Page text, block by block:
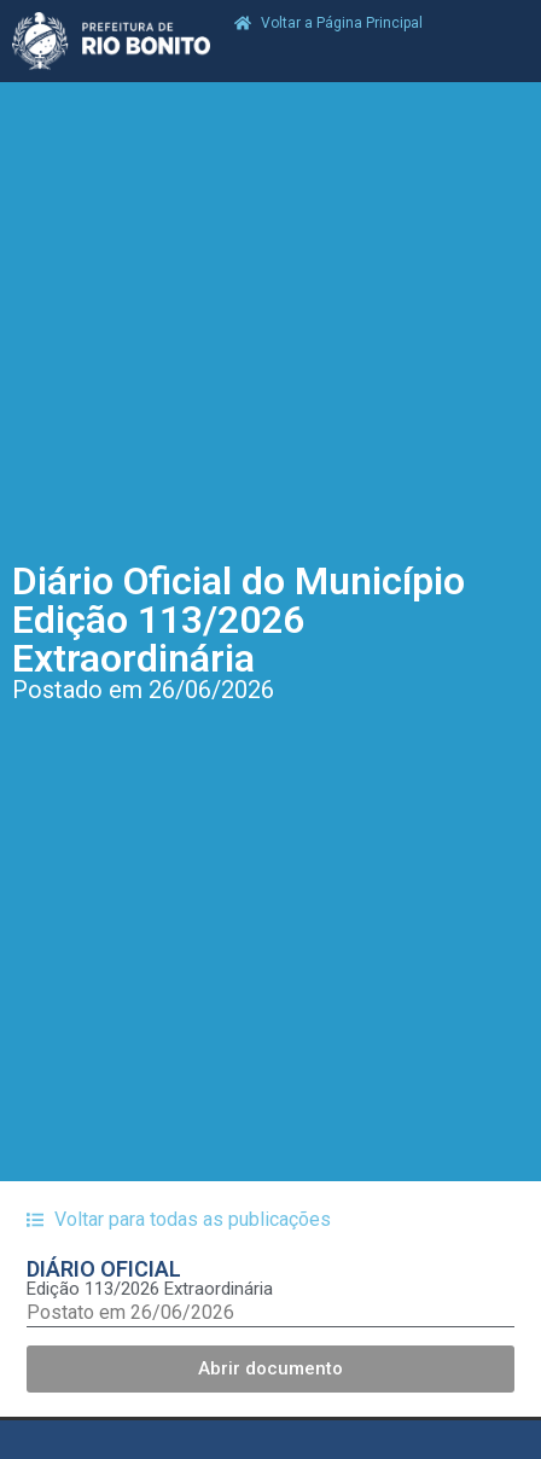
Voltar a Página Principal
Diário Oficial do Município
Edição 113/2026
Extraordinária
Postado em 26/06/2026
Voltar para todas as publicações
DIÁRIO OFICIAL
Edição 113/2026 Extraordinária
Postato em 26/06/2026
Abrir documento